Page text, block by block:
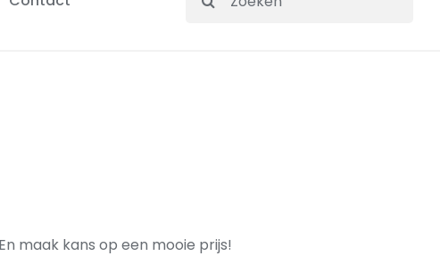
maak kans op een mooie prijs!